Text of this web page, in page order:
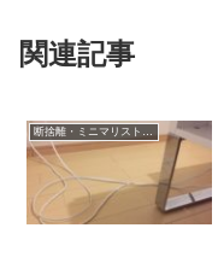
関連記事